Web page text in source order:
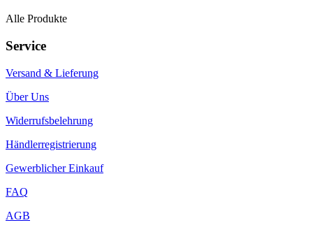
Alle Produkte
Service
Versand & Lieferung
Über Uns
Widerrufsbelehrung
Händlerregistrierung
Gewerblicher Einkauf
FAQ
AGB